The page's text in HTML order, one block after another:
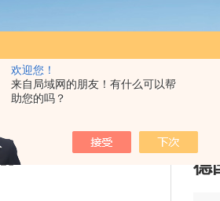
欢迎您！
来自局域网的朋友！有什么可以帮
助您的吗？我的位置： 首页>产品展示
德